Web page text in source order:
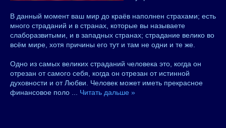
В данный момент ваш мир до краёв наполнен страхами; есть
много страданий и в странах, которые вы называете
слаборазвитыми, и в западных странах; страдание велико во
всём мире, хотя причины его тут и там не одни и те же.
Одно из самых великих страданий человека это, когда он
отрезан от самого себя, когда он отрезан от истинной
духовности и от Любви. Человек может иметь прекрасное
финансовое поло
Читать дальше »